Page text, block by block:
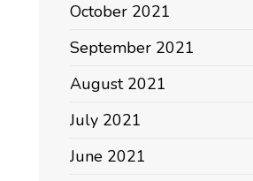
October 2021
September 2021
August 2021
July 2021
June 2021